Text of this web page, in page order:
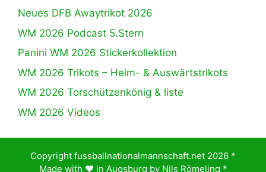
Neues DFB Awaytrikot 2026
WM 2026 Podcast 5.Stern
Panini WM 2026 Stickerkollektion
WM 2026 Trikots – Heim- & Auswärtstrikots
WM 2026 Torschützenkönig & liste
WM 2026 Videos
Copyright fussballnationalmannschaft.net 2026 *
Made with ♥️ in Augsburg by Nils Römeling *